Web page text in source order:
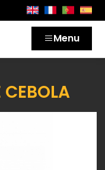
Menu
CEBOLA